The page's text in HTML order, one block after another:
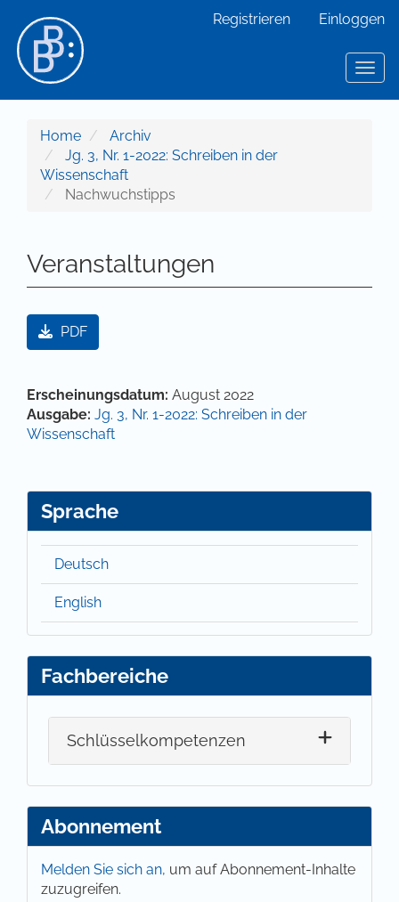
Hauptinhalt
Sidebar
Registrieren Einloggen
Home
Archiv
Jg. 3, Nr. 1-2022: Schreiben in der
Wissenschaft
Nachwuchstipps
Veranstaltungen
Artikel-Sidebar
PDF
Hauptsächlicher Artikelinhalt
Artikel-Details
Erscheinungsdatum: August 2022
Ausgabe: Jg. 3, Nr. 1-2022: Schreiben in der
Wissenschaft
Sprache
Deutsch
English
Fachbereiche
Schlüsselkompetenzen
Abonnement
Melden Sie sich an, um auf Abonnement-Inhalte
zuzugreifen.